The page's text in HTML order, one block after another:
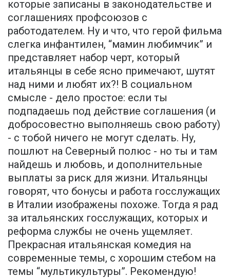
которые записаны в законодательстве и
соглашениях профсоюзов с
работодателем. Ну и что, что герой фильма
слегка инфантилен, “мамин любимчик” и
представляет набор черт, который
итальянцы в себе ясно примечают, шутят
над ними и любят их?! В социальном
смысле - дело простое: если ты
подпадаешь под действие соглашения (и
добросовестно выполняешь свою работу)
- с тобой ничего не могут сделать. Ну,
пошлют на Северный полюс - но ты и там
найдешь и любовь, и дополнительные
выплаты за риск для жизни. Итальянцы
говорят, что бонусы и работа госслужащих
в Италии изображены похоже. Тогда я рад
за итальянских госслужащих, которых и
реформа службы не очень ущемляет.
Прекрасная итальянская комедия на
современные темы, с хорошим стебом на
темы “мультикультуры”. Рекомендую!